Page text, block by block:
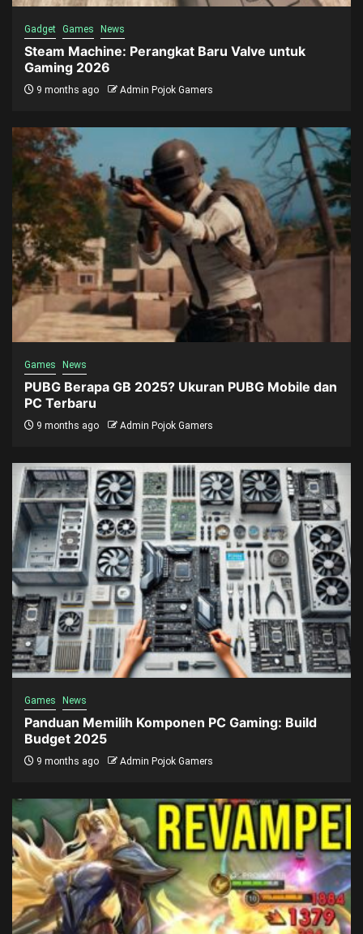
Gadget Games News
Steam Machine: Perangkat Baru Valve untuk
Gaming 2026
9 months ago Admin Pojok Gamers
Games News
PUBG Berapa GB 2025? Ukuran PUBG Mobile dan
PC Terbaru
9 months ago Admin Pojok Gamers
Games News
Panduan Memilih Komponen PC Gaming: Build
Budget 2025
9 months ago Admin Pojok Gamers